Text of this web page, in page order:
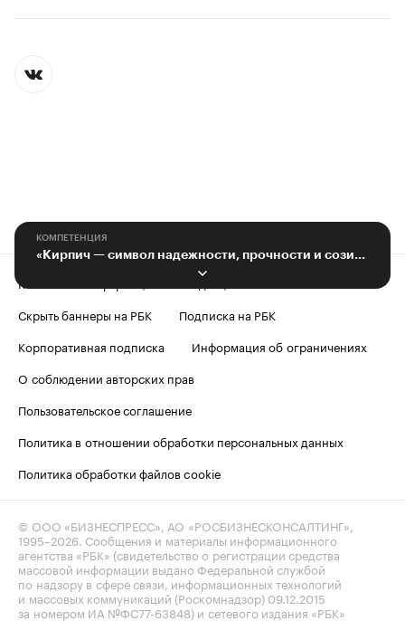
КОМПЕТЕНЦИЯ
«Кирпич — символ надежности, прочности и созидания»
Контактная информация
Скрыть баннеры на РБК
Подписка на РБК
Корпоративная подписка
Информация об ограничениях
О соблюдении авторских прав
Пользовательское соглашение
Политика в отношении обработки персональных данных
Политика обработки файлов cookie
© ООО «БИЗНЕСПРЕСС», АО «РОСБИЗНЕСКОНСАЛТИНГ»,
1995–2026. Сообщения и материалы информационного
агентства «РБК» (свидетельство о регистрации средства
массовой информации выдано Федеральной службой
по надзору в сфере связи, информационных технологий
и массовых коммуникаций (Роскомнадзор) 09.12.2015
за номером ИА №ФС77-63848) и сетевого издания «РБК»